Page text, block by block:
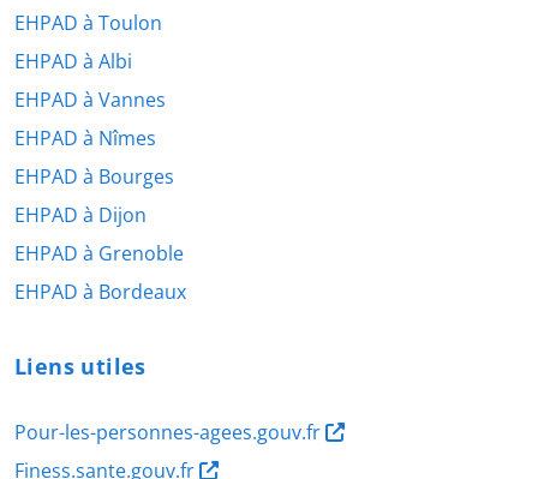
EHPAD à Toulon
EHPAD à Albi
EHPAD à Vannes
EHPAD à Nîmes
EHPAD à Bourges
EHPAD à Dijon
EHPAD à Grenoble
EHPAD à Bordeaux
Liens utiles
Pour-les-personnes-agees.gouv.fr
Finess.sante.gouv.fr